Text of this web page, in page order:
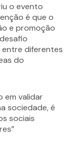
o evento
é que o
e promoção
entre diferentes
do
em validar
sociedade, é
sociais